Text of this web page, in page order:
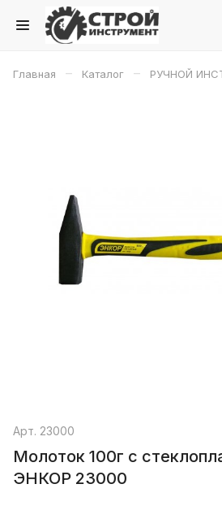
Главная – Каталог – РУЧНОЙ
Арт. 23000
Молоток 100г с
ЭНКОР 23000